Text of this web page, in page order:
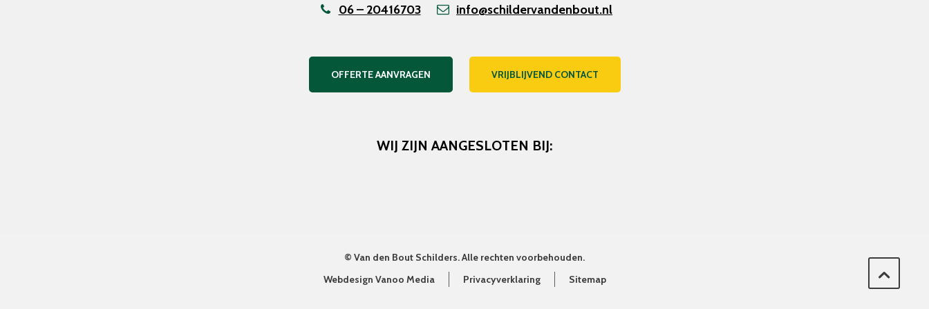
06 – 20416703
info@schildervandenbout.nl
OFFERTE AANVRAGEN VRIJBLIJVEND CONTACT
WIJ ZIJN AANGESLOTEN BIJ:
© Van den Bout Schilders. Alle rechten voorbehouden.
Webdesign Vanoo Media
Privacyverklaring Sitemap